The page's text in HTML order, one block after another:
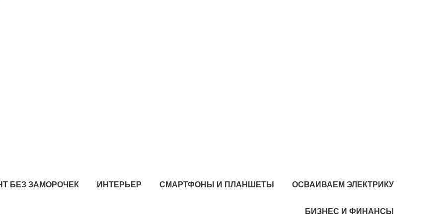
БЕЗ ЗАМОРОЧЕК ИНТЕРЬЕР СМАРТФОНЫ И ПЛАНШЕТЫ ОСВАИВАЕМ ЭЛЕКТРИКУ
БИЗНЕС И ФИНАНСЫ